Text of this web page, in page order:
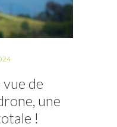
de
une
!